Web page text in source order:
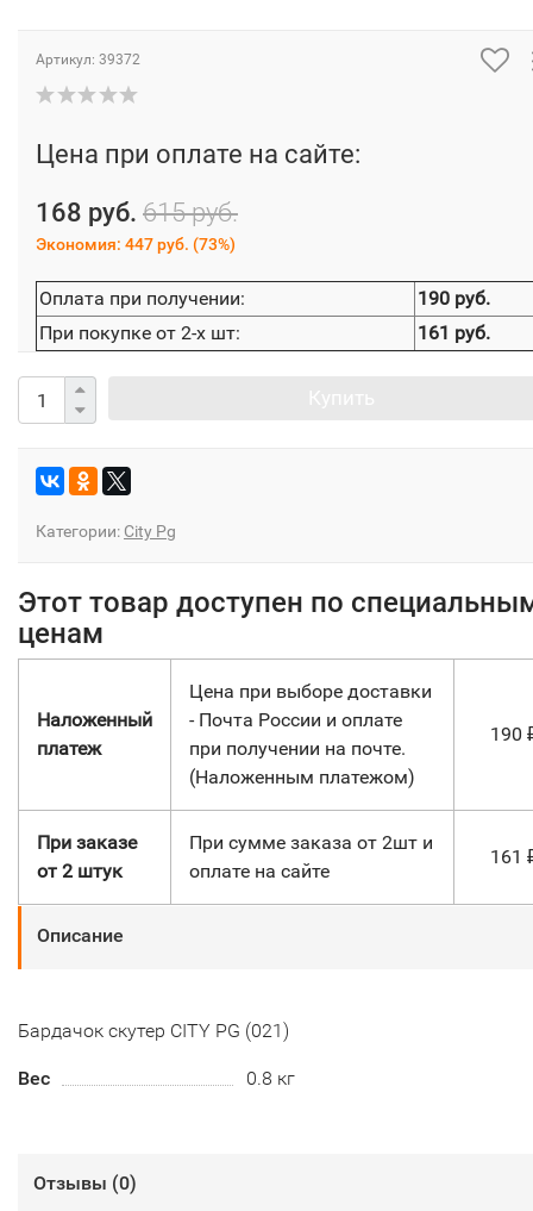
Артикул: 39372
Цена при оплате на сайте:
168 руб. 615 руб.
Экономия: 447 руб. (73%)
Оплата при получении:
190 руб.
При покупке от 2-х шт:
161 руб.
Категории: City Pg
Этот товар доступен по
ценам
Наложенный
платеж
Цена при выборе доставки
- Почта России и оплате
при получении на почте.
(Наложенным платежом)
190
При заказе
от 2 штук
При сумме заказа от 2шт и
оплате на сайте
161
Описание
Бардачок скутер CITY PG (021)
Вес 0.8 кг
Отзывы (0)